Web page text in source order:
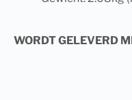
WORDT GELEVERD